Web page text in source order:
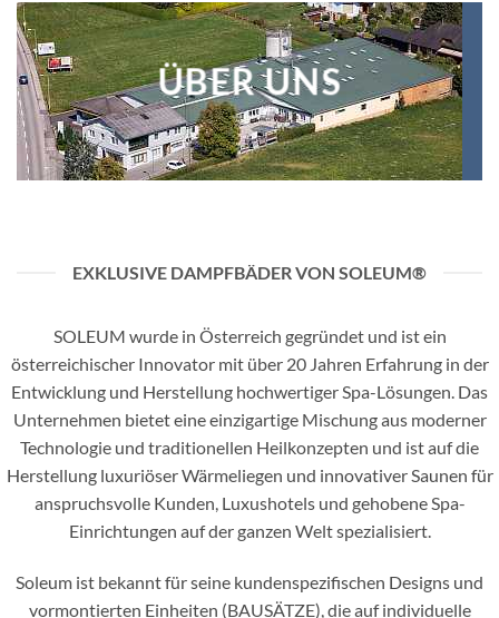
ÜBER UNS
EXKLUSIVE DAMPFBÄDER VON SOLEUM®
SOLEUM wurde in Österreich gegründet und ist ein
österreichischer Innovator mit über 20 Jahren Erfahrung in der
Entwicklung und Herstellung hochwertiger Spa-Lösungen. Das
Unternehmen bietet eine einzigartige Mischung aus moderner
Technologie und traditionellen Heilkonzepten und ist auf die
Herstellung luxuriöser Wärmeliegen und innovativer Saunen für
anspruchsvolle Kunden, Luxushotels und gehobene Spa-
Einrichtungen auf der ganzen Welt spezialisiert.
Soleum ist bekannt für seine kundenspezifischen Designs und
vormontierten Einheiten (BAUSÄTZE), die auf individuelle